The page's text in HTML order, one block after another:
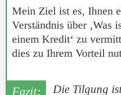
Mein Ziel ist es, Ihnen
Verständnis über ‚Was
einem Kredit‘ zu
dies zu Ihrem Vorteil
Die Tilgung